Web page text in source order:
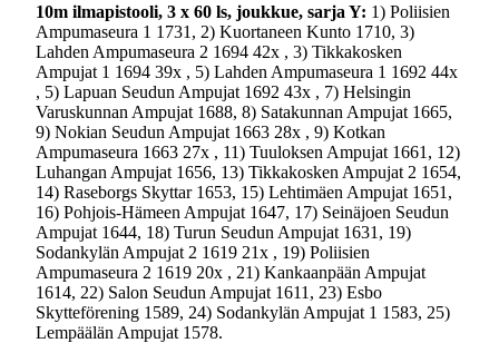
10m ilmapistooli, 3 x 60 ls, joukkue, sarja Y: 1) Poliisien
Ampumaseura 1 1731, 2) Kuortaneen Kunto 1710, 3)
Lahden Ampumaseura 2 1694 42x , 3) Tikkakosken
Ampujat 1 1694 39x , 5) Lahden Ampumaseura 1 1692 44x
, 5) Lapuan Seudun Ampujat 1692 43x , 7) Helsingin
Varuskunnan Ampujat 1688, 8) Satakunnan Ampujat 1665,
9) Nokian Seudun Ampujat 1663 28x , 9) Kotkan
Ampumaseura 1663 27x , 11) Tuuloksen Ampujat 1661, 12)
Luhangan Ampujat 1656, 13) Tikkakosken Ampujat 2 1654,
14) Raseborgs Skyttar 1653, 15) Lehtimäen Ampujat 1651,
16) Pohjois-Hämeen Ampujat 1647, 17) Seinäjoen Seudun
Ampujat 1644, 18) Turun Seudun Ampujat 1631, 19)
Sodankylän Ampujat 2 1619 21x , 19) Poliisien
Ampumaseura 2 1619 20x , 21) Kankaanpään Ampujat
1614, 22) Salon Seudun Ampujat 1611, 23) Esbo
Skytteförening 1589, 24) Sodankylän Ampujat 1 1583, 25)
Lempäälän Ampujat 1578.